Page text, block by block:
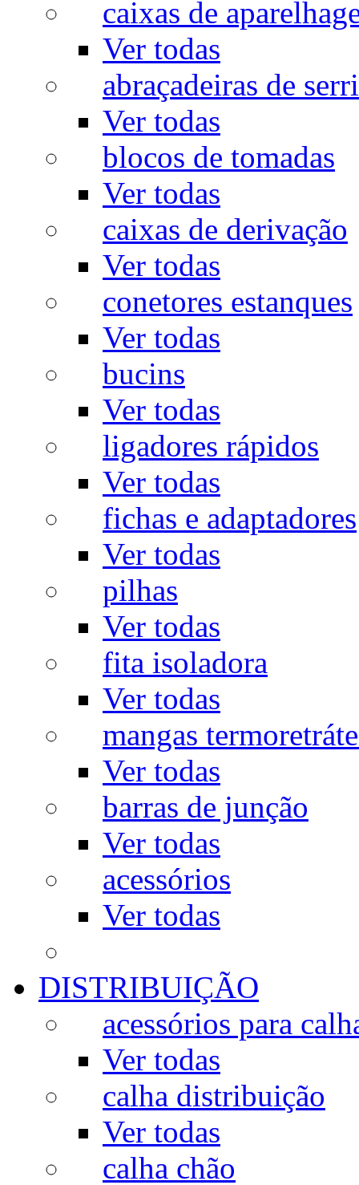
caixas de
Ver todas
abraçadeiras de
Ver todas
blocos de tomadas
Ver todas
caixas de derivação
Ver todas
conetores estanques
Ver todas
bucins
Ver todas
ligadores rápidos
Ver todas
fichas e adaptadores
Ver todas
pilhas
Ver todas
fita isoladora
Ver todas
mangas
Ver todas
barras de junção
Ver todas
acessórios
Ver todas
DISTRIBUIÇÃO
acessórios para
Ver todas
calha distribuição
Ver todas
calha chão